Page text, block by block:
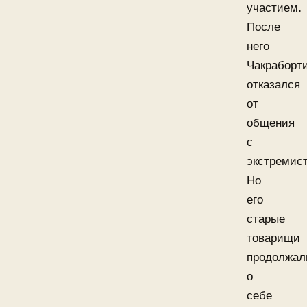
участием.
После
него
отказался
от
общения
с
Но
его
старые
товарищи
о
себе